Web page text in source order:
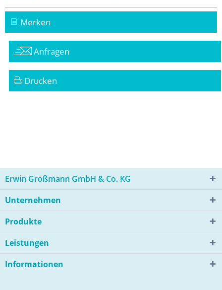
Merken
Anfragen
Drucken
Erwin Großmann GmbH & Co. KG
Unternehmen
Produkte
Leistungen
Informationen